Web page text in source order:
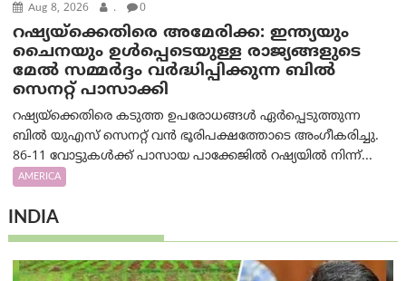
Aug 8, 2026 . 0
റഷ്യയ്‌ക്കെതിരെ അമേരിക്ക: ഇന്ത്യയും
ചൈനയും ഉൾപ്പെടെയുള്ള രാജ്യങ്ങളുടെ
മേൽ സമ്മർദ്ദം വർദ്ധിപ്പിക്കുന്ന ബിൽ
സെനറ്റ് പാസാക്കി
റഷ്യയ്‌ക്കെതിരെ കടുത്ത ഉപരോധങ്ങൾ ഏർപ്പെടുത്തുന്ന
ബിൽ യുഎസ് സെനറ്റ് വൻ ഭൂരിപക്ഷത്തോടെ അംഗീകരിച്ചു.
86-11 വോട്ടുകൾക്ക് പാസായ പാക്കേജിൽ റഷ്യയിൽ നിന്ന്...
AMERICA
INDIA